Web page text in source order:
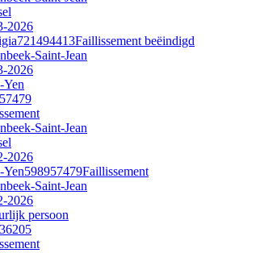
2026
721494413Faillissement beëindigd
Saint-Jean
2026
Yen
Saint-Jean
2026
Yen598957479Faillissement
Saint-Jean
2026
persoon